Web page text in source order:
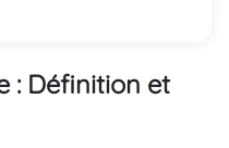
: Définition et